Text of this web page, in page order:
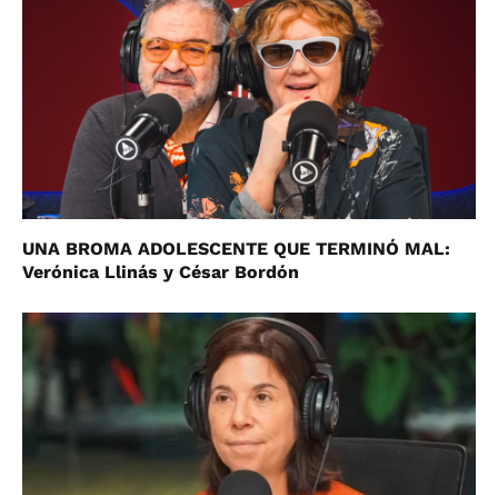
UNA BROMA ADOLESCENTE QUE TERMINÓ MAL:
Verónica Llinás y César Bordón